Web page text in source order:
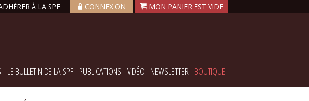
À LA SPF CONNEXION
LE BULLETIN DE LA SPF PUBLICATIONS VIDÉO NEWSLETTER BOUTIQUE